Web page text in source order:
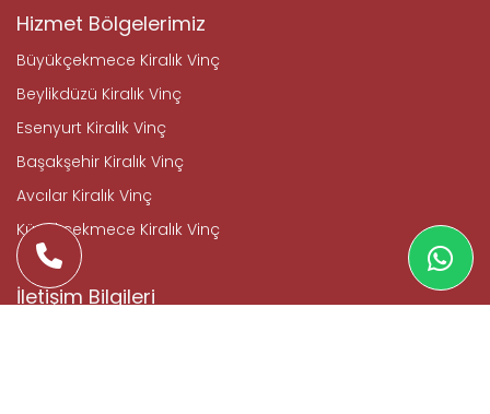
Hizmet Bölgelerimiz
Büyükçekmece Kiralık Vinç
Beylikdüzü Kiralık Vinç
Esenyurt Kiralık Vinç
Başakşehir Kiralık Vinç
Avcılar Kiralık Vinç
Küçükçekmece Kiralık Vinç
İletişim Bilgileri